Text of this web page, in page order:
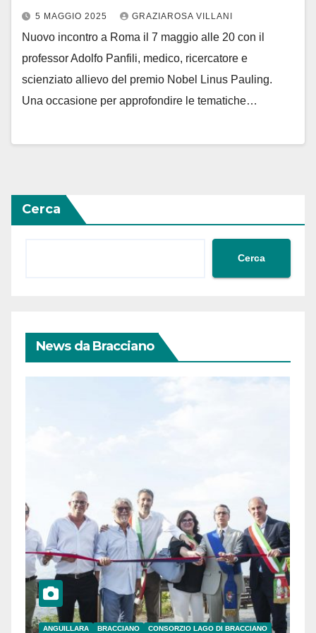
5 MAGGIO 2025 GRAZIAROSA VILLANI
Nuovo incontro a Roma il 7 maggio alle 20 con il
professor Adolfo Panfili, medico, ricercatore e
scienziato allievo del premio Nobel Linus Pauling.
Una occasione per approfondire le tematiche…
Cerca
Cerca
News da Bracciano
ANGUILLARA BRACCIANO
CONSORZIO LAGO DI BRACCIANO